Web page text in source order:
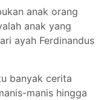
anak orang
anak yang
ayah Ferdinandus
banyak cerita
manis hingga